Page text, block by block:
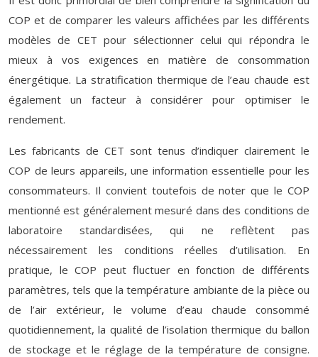
COP et de comparer les valeurs affichées par les différents
modèles de CET pour sélectionner celui qui répondra le
mieux à vos exigences en matière de consommation
énergétique. La stratification thermique de l’eau chaude est
également un facteur à considérer pour optimiser le
rendement.
Les fabricants de CET sont tenus d’indiquer clairement le
COP de leurs appareils, une information essentielle pour les
consommateurs. Il convient toutefois de noter que le COP
mentionné est généralement mesuré dans des conditions de
laboratoire standardisées, qui ne reflètent pas
nécessairement les conditions réelles d’utilisation. En
pratique, le COP peut fluctuer en fonction de différents
paramètres, tels que la température ambiante de la pièce ou
de l’air extérieur, le volume d’eau chaude consommé
quotidiennement, la qualité de l’isolation thermique du ballon
de stockage et le réglage de la température de consigne.